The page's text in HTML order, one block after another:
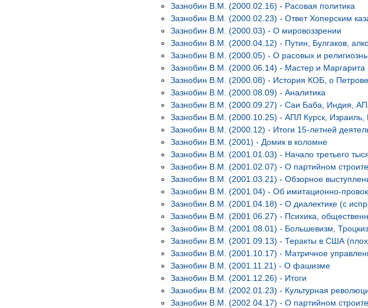
Зазнобин В.М. (2000.02.16) - Расовая политика
Зазнобин В.М. (2000.02.23) - Ответ Хоперским
Зазнобин В.М. (2000.03) - О мировоззрении
Зазнобин В.М. (2000.04.12) - Путин, Булгаков,
Зазнобин В.М. (2000.05) - О расовых и
Зазнобин В.М. (2000.06.14) - Мастер и Маргарита
Зазнобин В.М. (2000.08) - История КОБ, о
Зазнобин В.М. (2000.08.09) - Аналитика
Зазнобин В.М. (2000.09.27) - Саи Баба, Индия,
Зазнобин В.М. (2000.10.25) - АПЛ Курск, Израиль,
Зазнобин В.М. (2000.12) - Итоги 15-летней
Зазнобин В.М. (2001) - Домик в коломне
Зазнобин В.М. (2001.01.03) - Начало третьего
Зазнобин В.М. (2001.02.07) - О партийном
Зазнобин В.М. (2001.03.21) - Обзорное
Зазнобин В.М. (2001.04) - Об имитационно-
Зазнобин В.М. (2001.04.18) - О диалектике (с
Зазнобин В.М. (2001.06.27) - Психика,
Зазнобин В.М. (2001.08.01) - Большевизм,
Зазнобин В.М. (2001.09.13) - Теракты в США
Зазнобин В.М. (2001.10.17) - Матричное
Зазнобин В.М. (2001.11.21) - О фашизме
Зазнобин В.М. (2001.12.26) - Итоги
Зазнобин В.М. (2002.01.23) - Культурная
Зазнобин В.М. (2002.04.17) - О партийном